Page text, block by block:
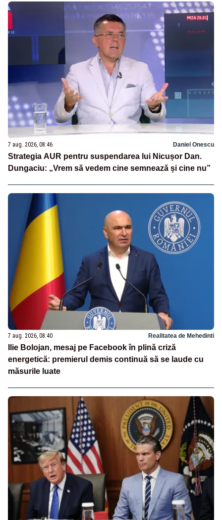
7 aug. 2026, 08:46 Daniel Onescu
Strategia AUR pentru suspendarea lui Nicușor Dan.
Dungaciu: „Vrem să vedem cine semnează și cine nu”
7 aug. 2026, 08:40 Realitatea de Mehedinti
Ilie Bolojan, mesaj pe Facebook în plină criză
energetică: premierul demis continuă să se laude cu
măsurile luate